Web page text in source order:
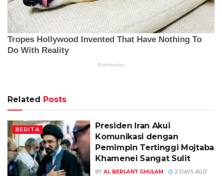
Related Posts
BERITA
Presiden Iran Akui
Komunikasi dengan
Pemimpin Tertinggi Mojtaba
Khamenei Sangat Sulit
BY AL BERLANT GHULAM
2 DAYS AGO